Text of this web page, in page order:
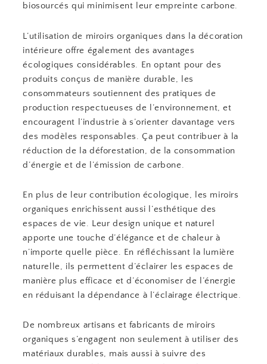
biosourcés qui minimisent leur empreinte carbone.
L’utilisation de miroirs organiques dans la décoration
intérieure offre également des avantages
écologiques considérables. En optant pour des
produits conçus de manière durable, les
consommateurs soutiennent des pratiques de
production respectueuses de l’environnement, et
encouragent l’industrie à s’orienter davantage vers
des modèles responsables. Ça peut contribuer à la
réduction de la déforestation, de la consommation
d’énergie et de l’émission de carbone.
En plus de leur contribution écologique, les miroirs
organiques enrichissent aussi l’esthétique des
espaces de vie. Leur design unique et naturel
apporte une touche d’élégance et de chaleur à
n’importe quelle pièce. En réfléchissant la lumière
naturelle, ils permettent d’éclairer les espaces de
manière plus efficace et d’économiser de l’énergie
en réduisant la dépendance à l’éclairage électrique.
De nombreux artisans et fabricants de miroirs
organiques s’engagent non seulement à utiliser des
matériaux durables, mais aussi à suivre des